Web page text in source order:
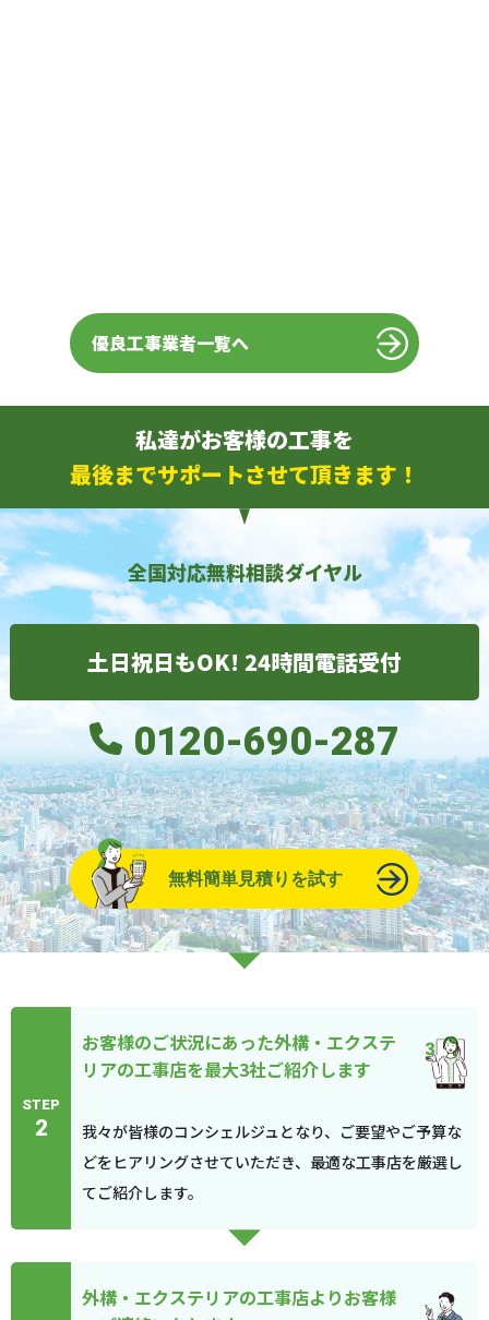
優良工事業者一覧へ
私達がお客様の工事を
最後までサポートさせて頂きます！
全国対応無料相談ダイヤル
土日祝日もOK! 24時間電話受付
0120-690-287
無料簡単見積りを試す
STEP
2
お客様のご状況にあった外構・エクステ
リアの工事店を最大3社ご紹介します
我々が皆様のコンシェルジュとなり、ご要望やご予算な
どをヒアリングさせていただき、最適な工事店を厳選し
てご紹介します。
外構・エクステリアの工事店よりお客様